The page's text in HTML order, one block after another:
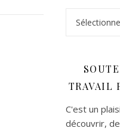
TRAVAIL
C'est un
découvrir,